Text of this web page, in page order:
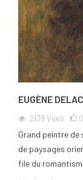
EUGÈNE
2138 Vues 0
Grand peintre de
de paysages
file du